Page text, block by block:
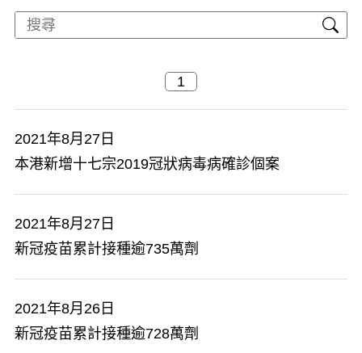
2021年8月27日
本港新增十七宗2019冠狀病毒病確診個案
2021年8月27日
新冠疫苗累計接種逾735萬劑
2021年8月26日
新冠疫苗累計接種逾728萬劑